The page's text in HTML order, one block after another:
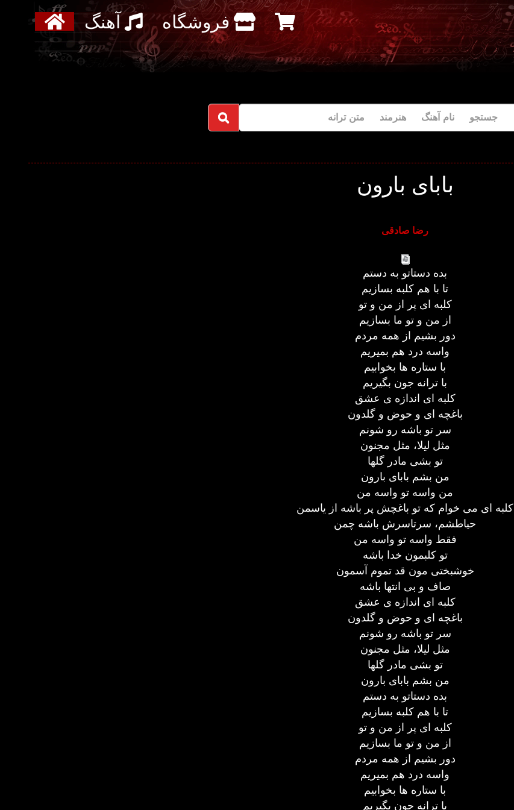
آهنگ فروشگاه
جستجو نام آهنگ هنرمند متن ترانه
بابای بارون
رضا صادقی
بده دستاتو به دستم
تا با هم کلبه بسازیم
کلبه ای پر از من و تو
از من و تو ما بسازیم
دور بشیم از همه مردم
واسه درد هم بمیریم
با ستاره ها بخوابیم
با ترانه جون بگیریم
کلبه ای اندازه ی عشق
باغچه ای و حوض و گلدون
سر تو باشه رو شونم
مثل لیلا، مثل مجنون
تو بشی مادر گلها
من بشم بابای بارون
من واسه تو واسه من
کلبه ای می خوام که تو باغچش پر باشه از یاسمن
حیاطشم، سرتاسرش باشه چمن
فقط واسه تو واسه من
تو کلبمون خدا باشه
خوشبختی مون قد تموم آسمون
صاف و بی انتها باشه
کلبه ای اندازه ی عشق
باغچه ای و حوض و گلدون
سر تو باشه رو شونم
مثل لیلا، مثل مجنون
تو بشی مادر گلها
من بشم بابای بارون
بده دستاتو به دستم
تا با هم کلبه بسازیم
کلبه ای پر از من و تو
از من و تو ما بسازیم
دور بشیم از همه مردم
واسه درد هم بمیریم
با ستاره ها بخوابیم
با ترانه جون بگیریم